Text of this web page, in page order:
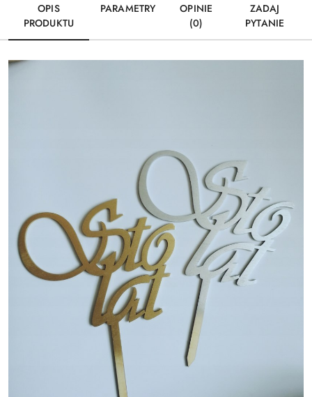
OPIS
PRODUKTU
PARAMETRY
OPINIE
(0)
ZADAJ
PYTANIE